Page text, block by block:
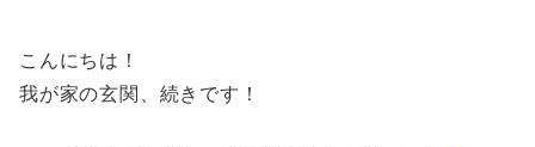
こんにちは！
我が家の玄関、続きです！